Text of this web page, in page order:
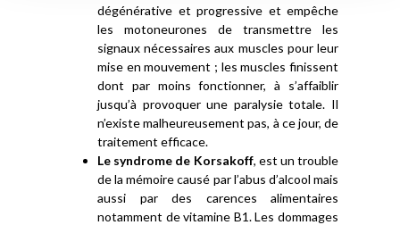
dégénérative et progressive et empêche
les motoneurones de transmettre les
signaux nécessaires aux muscles pour leur
mise en mouvement ; les muscles finissent
dont par moins fonctionner, à s’affaiblir
jusqu’à provoquer une paralysie totale. Il
n’existe malheureusement pas, à ce jour, de
traitement efficace.
Le syndrome de Korsakoff, est un trouble
de la mémoire causé par l’abus d’alcool mais
aussi par des carences alimentaires
notamment de vitamine B1. Les dommages